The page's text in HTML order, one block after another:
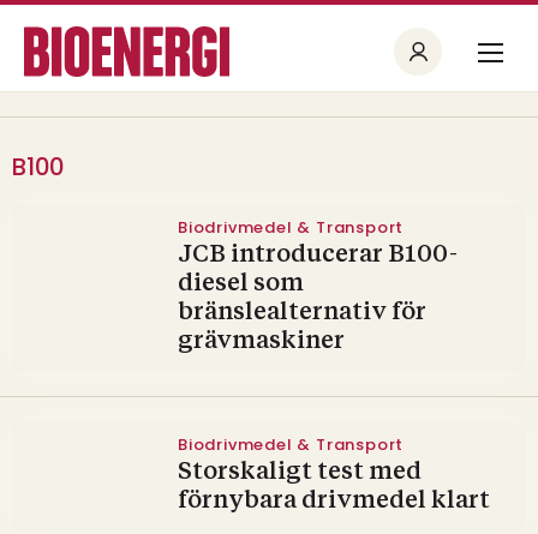
B100
Biodrivmedel & Transport
JCB introducerar B100-
diesel som
bränslealternativ för
grävmaskiner
Biodrivmedel & Transport
Storskaligt test med
förnybara drivmedel klart